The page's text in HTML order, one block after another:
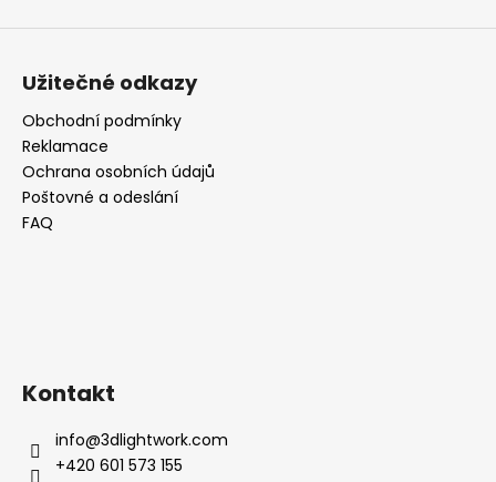
Užitečné odkazy
Obchodní podmínky
Reklamace
Ochrana osobních údajů
Poštovné a odeslání
FAQ
Kontakt
info@3dlightwork.com
+420 601 573 155